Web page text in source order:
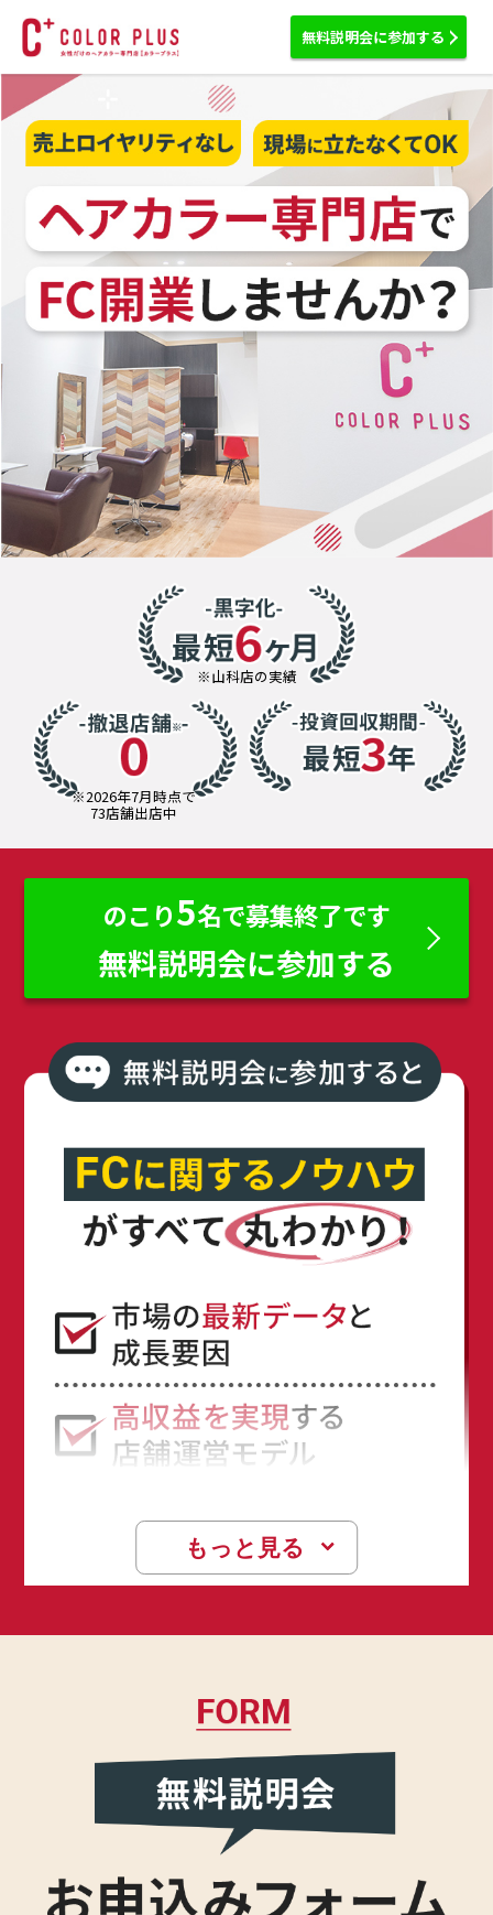
無料説明会に参加する
※山科店の実績
※2026年7月時点で
73店舗出店中
のこり5名で募集終了です
無料説明会に参加する
もっと見る